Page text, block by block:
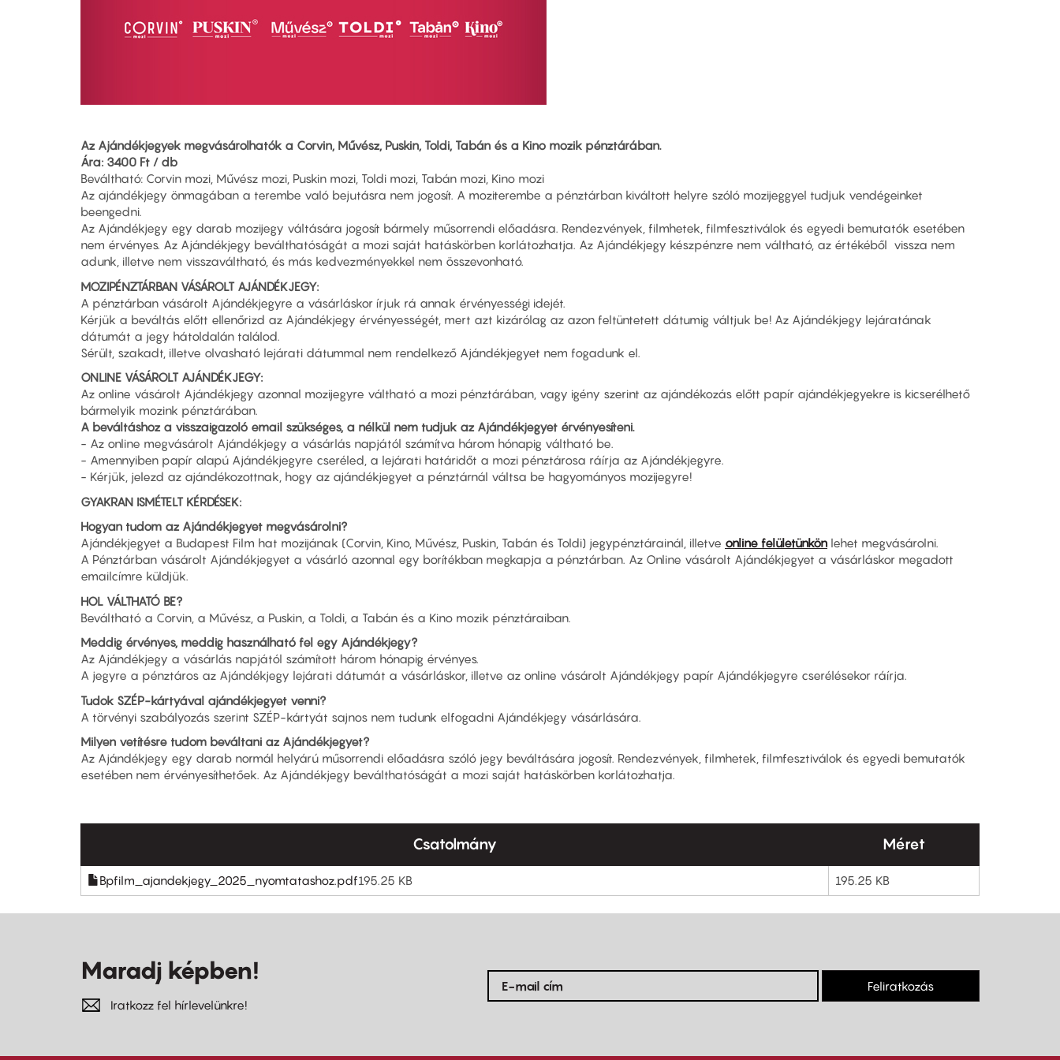
Az Ajándékjegyek megvásárolhatók a Corvin, Művész, Puskin, Toldi, Tabán és a Kino mozik pénztárában.
Ára: 3400 Ft / db
Beváltható: Corvin mozi, Művész mozi, Puskin mozi, Toldi mozi, Tabán mozi, Kino mozi
Az ajándékjegy önmagában a terembe való bejutásra nem jogosít. A moziterembe a pénztárban kiváltott helyre szóló mozijeggyel tudjuk vendégeinket
beengedni.
Az Ajándékjegy egy darab mozijegy váltására jogosít bármely műsorrendi előadásra. Rendezvények, filmhetek, filmfesztiválok és egyedi bemutatók esetében
nem érvényes. Az Ajándékjegy beválthatóságát a mozi saját hatáskörben korlátozhatja. Az Ajándékjegy készpénzre nem váltható, az értékéből vissza nem
adunk, illetve nem visszaváltható, és más kedvezményekkel nem összevonható.
MOZIPÉNZTÁRBAN VÁSÁROLT AJÁNDÉKJEGY:
A pénztárban vásárolt Ajándékjegyre a vásárláskor írjuk rá annak érvényességi idejét.
Kérjük a beváltás előtt ellenőrizd az Ajándékjegy érvényességét, mert azt kizárólag az azon feltüntetett dátumig váltjuk be! Az Ajándékjegy lejáratának
dátumát a jegy hátoldalán találod.
Sérült, szakadt, illetve olvasható lejárati dátummal nem rendelkező Ajándékjegyet nem fogadunk el.
ONLINE VÁSÁROLT AJÁNDÉKJEGY:
Az online vásárolt Ajándékjegy azonnal mozijegyre váltható a mozi pénztárában, vagy igény szerint az ajándékozás előtt papír ajándékjegyekre is kicserélhető
bármelyik mozink pénztárában.
A beváltáshoz a visszaigazoló email szükséges, a nélkül nem tudjuk az Ajándékjegyet érvényesíteni.
- Az online megvásárolt Ajándékjegy a vásárlás napjától számítva három hónapig váltható be.
- Amennyiben papír alapú Ajándékjegyre cseréled, a lejárati határidőt a mozi pénztárosa ráírja az Ajándékjegyre.
- Kérjük, jelezd az ajándékozottnak, hogy az ajándékjegyet a pénztárnál váltsa be hagyományos mozijegyre!
GYAKRAN ISMÉTELT KÉRDÉSEK:
Hogyan tudom az Ajándékjegyet megvásárolni?
Ajándékjegyet a Budapest Film hat mozijának (Corvin, Kino, Művész, Puskin, Tabán és Toldi) jegypénztárainál, illetve online felületünkön lehet megvásárolni.
A Pénztárban vásárolt Ajándékjegyet a vásárló azonnal egy borítékban megkapja a pénztárban. Az Online vásárolt Ajándékjegyet a vásárláskor megadott
emailcímre küldjük.
HOL VÁLTHATÓ BE?
Beváltható a Corvin, a Művész, a Puskin, a Toldi, a Tabán és a Kino mozik pénztáraiban.
Meddig érvényes, meddig használható fel egy Ajándékjegy?
Az Ajándékjegy a vásárlás napjától számított három hónapig érvényes.
A jegyre a pénztáros az Ajándékjegy lejárati dátumát a vásárláskor, illetve az online vásárolt Ajándékjegy papír Ajándékjegyre cserélésekor ráírja.
Tudok SZÉP-kártyával ajándékjegyet venni?
A törvényi szabályozás szerint SZÉP-kártyát sajnos nem tudunk elfogadni Ajándékjegy vásárlására.
Milyen vetítésre tudom beváltani az Ajándékjegyet?
Az Ajándékjegy egy darab normál helyárú műsorrendi előadásra szóló jegy beváltására jogosít. Rendezvények, filmhetek, filmfesztiválok és egyedi bemutatók
esetében nem érvényesíthetőek. Az Ajándékjegy beválthatóságát a mozi saját hatáskörben korlátozhatja.
Csatolmány Méret
Bpfilm_ajandekjegy_2025_nyomtatashoz.pdf195.25 KB 195.25 KB
Maradj képben!
Iratkozz fel hírlevelünkre!
Feliratkozás